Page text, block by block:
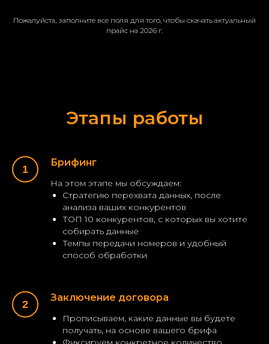
Пожалуйста, заполните все поля для того, чтобы скачать актуальный
прайс на 2026 г.
Этапы работы
Брифинг
На этом этапе мы обсуждаем:
Стратегию перехвата данных, после
анализа ваших конкурентов
ТОП 10 конкурентов, с которых вы хотите
собирать данные
Темпы передачи номеров и удобный
способ обработки
Заключение договора
Прописываем, какие данные вы будете
получать, на основе вашего брифа